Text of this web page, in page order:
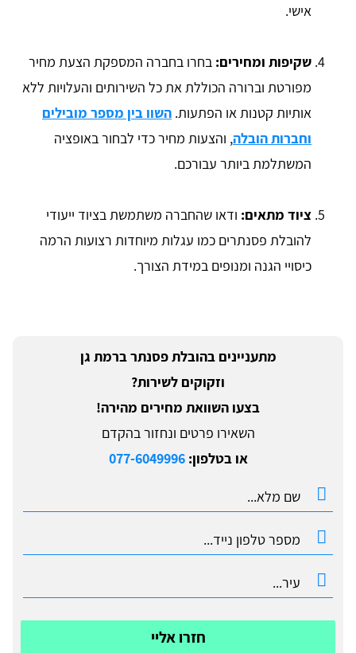
אישי.
שקיפות ומחירים: בחרו בחברה המספקת הצעת מחיר
מפורטת וברורה הכוללת את כל השירותים והעלויות ללא
אותיות קטנות או הפתעות. השוו בין מספר מובילים
וחברות הובלה, והצעות מחיר כדי לבחור באופציה
המשתלמת ביותר עבורכם.
ציוד מתאים: ודאו שהחברה משתמשת בציוד ייעודי
להובלת פסנתרים כמו עגלות מיוחדות רצועות הרמה
כיסויי הגנה ומנופים במידת הצורך.
מתעניינים בהובלת פסנתר ברמת גן
וזקוקים לשירות?
בצעו השוואת מחירים מהירה!
השאירו פרטים ונחזור בהקדם
או בטלפון: 077-6049996
חזרו אליי